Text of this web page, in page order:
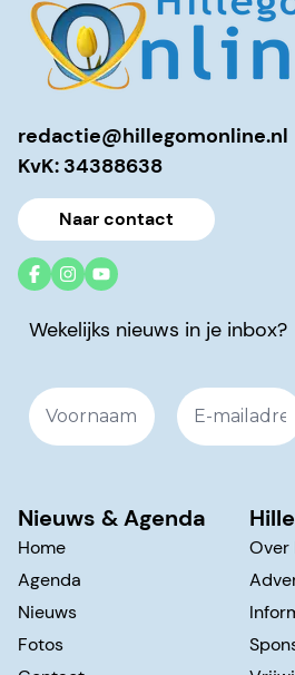
redactie@hillegomonline.nl
KvK: 34388638
Naar contact
Wekelijks nieuws in je inbox?
Nieuws & Agenda
Home
Agenda
Nieuws
Fotos
Over